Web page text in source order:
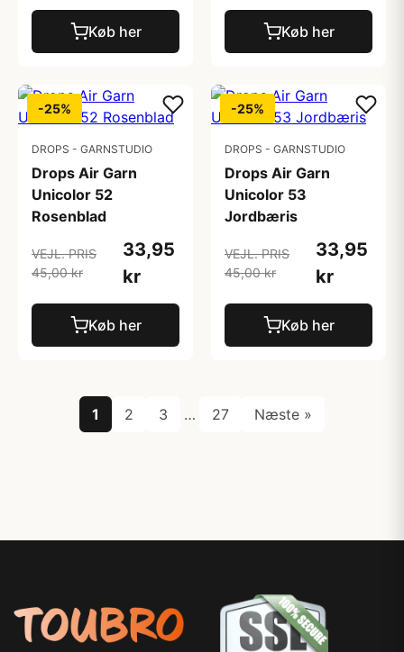
Køb her Køb her
-25%
DROPS - GARNSTUDIO
Drops Air Garn
Unicolor 52
Rosenblad
VEJL. PRIS
45,00 kr
33,95
kr
Køb her
-25%
DROPS - GARNSTUDIO
Drops Air Garn
Unicolor 53
Jordbæris
VEJL. PRIS
45,00 kr
33,95
kr
Køb her
1 2 3 … 27 Næste »